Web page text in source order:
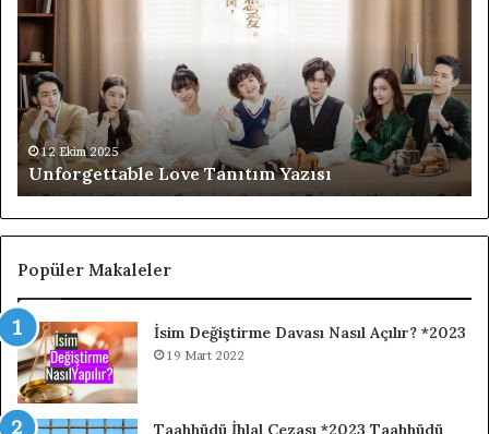
Tanıtım
12 Ekim 2025
Unforgettable Love Tanıtım Yazısı
Popüler Makaleler
İsim Değiştirme Davası Nasıl Açılır? *2023
19 Mart 2022
Taahhüdü İhlal Cezası *2023 Taahhüdü